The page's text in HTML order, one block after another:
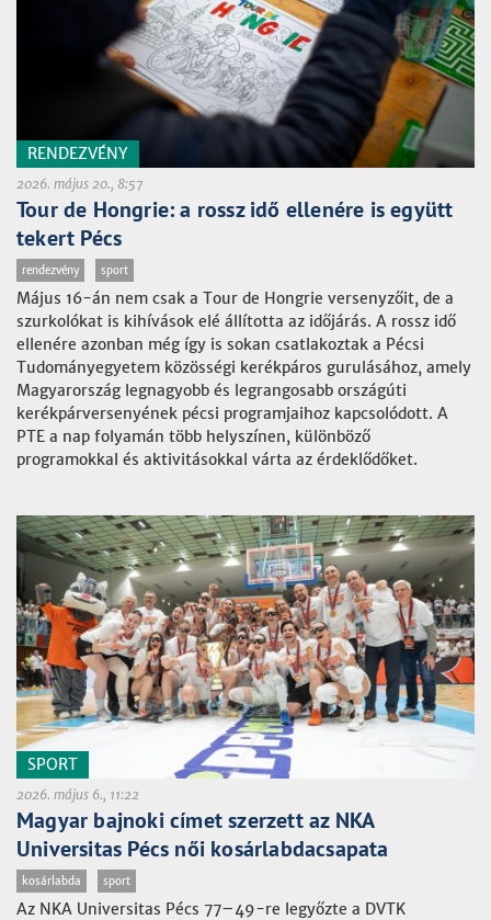
RENDEZVÉNY
2026. május 20., 8:57
Tour de Hongrie: a rossz idő ellenére is együtt
tekert Pécs
rendezvény sport
Május 16-án nem csak a Tour de Hongrie versenyzőit, de a
szurkolókat is kihívások elé állította az időjárás. A rossz idő
ellenére azonban még így is sokan csatlakoztak a Pécsi
Tudományegyetem közösségi kerékpáros gurulásához, amely
Magyarország legnagyobb és legrangosabb országúti
kerékpárversenyének pécsi programjaihoz kapcsolódott. A
PTE a nap folyamán több helyszínen, különböző
programokkal és aktivitásokkal várta az érdeklődőket.
SPORT
2026. május 6., 11:22
Magyar bajnoki címet szerzett az NKA
Universitas Pécs női kosárlabdacsapata
kosárlabda sport
Az NKA Universitas Pécs 77–49-re legyőzte a DVTK